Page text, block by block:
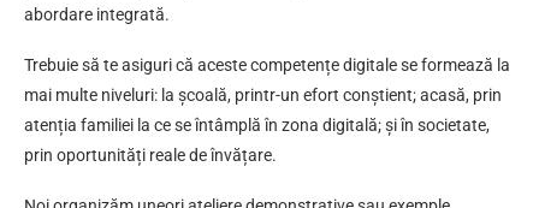
abordare integrată.
Trebuie să te asiguri că aceste competențe digitale se formează la
mai multe niveluri: la școală, printr-un efort conștient; acasă, prin
atenția familiei la ce se întâmplă în zona digitală; și în societate,
prin oportunități reale de învățare.